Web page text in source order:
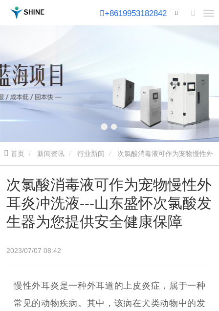
+8619953182842
首页 新闻资讯 行业新闻
耳炎冲洗液---山东盛怀次氯酸发生器为您提供安全健康保障
次氯酸消毒液可作为宠物慢性外
耳炎冲洗液---山东盛怀次氯酸发
生器为您提供安全健康保障
2023/07/07 08:42
慢性外耳炎是一种外耳道的上皮炎症，属于一种
常见的动物疾病。其中，该病在犬类动物中的发